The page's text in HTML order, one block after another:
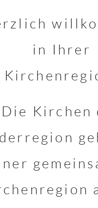
in Ihrer
Die Kirchen